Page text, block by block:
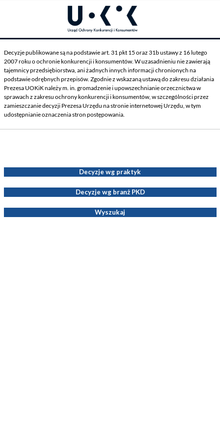
Decyzje publikowane są na podstawie art. 31 pkt 15 oraz 31b ustawy z 16 lutego
2007 roku o ochronie konkurencji i konsumentów. W uzasadnieniu nie zawierają
tajemnicy przedsiębiorstwa, ani żadnych innych informacji chronionych na
podstawie odrębnych przepisów. Zgodnie z wskazaną ustawą do zakresu działania
Prezesa UOKiK należy m. in. gromadzenie i upowszechnianie orzecznictwa w
sprawach z zakresu ochrony konkurencji i konsumentów, w szczególności przez
zamieszczanie decyzji Prezesa Urzędu na stronie internetowej Urzędu, w tym
udostępnianie oznaczenia stron postępowania.
Decyzje wg praktyk
Decyzje wg branż PKD
Wyszukaj